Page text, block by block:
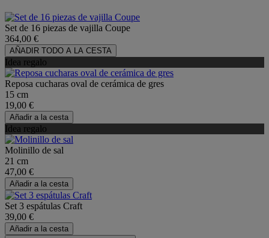
Set de 16 piezas de vajilla Coupe
364,00 €
AÑADIR TODO A LA CESTA
Idea regalo
Reposa cucharas oval de cerámica de gres
15 cm
19,00 €
Añadir a la cesta
Idea regalo
Molinillo de sal
21 cm
47,00 €
Añadir a la cesta
Set 3 espátulas Craft
39,00 €
Añadir a la cesta